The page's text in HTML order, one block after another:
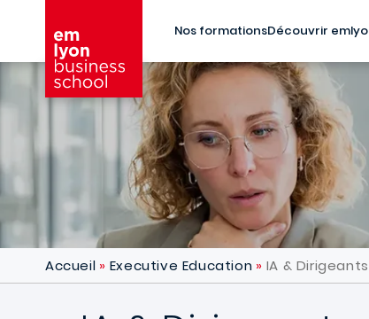
Nos formationsDécouvrir
Accueil Executive Education IA &